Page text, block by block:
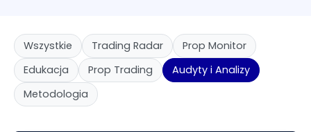
Wszystkie Trading Radar
Prop Monitor
Edukacja
Prop Trading
Audyty i Analizy
Metodologia